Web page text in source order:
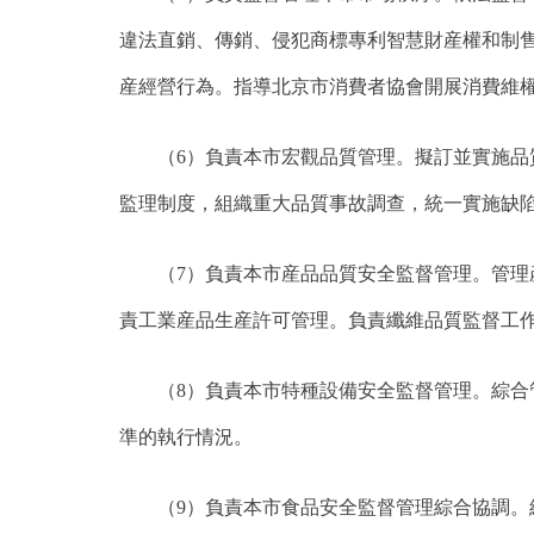
違法直銷、傳銷、侵犯商標專利智慧財産權和制
産經營行為。指導北京市消費者協會開展消費維
（6）負責本市宏觀品質管理。擬訂並實施品
監理制度，組織重大品質事故調查，統一實施缺
（7）負責本市産品品質安全監督管理。管理
責工業産品生産許可管理。負責纖維品質監督工
（8）負責本市特種設備安全監督管理。綜合
準的執行情況。
（9）負責本市食品安全監督管理綜合協調。